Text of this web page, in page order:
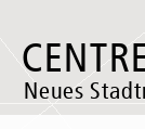
Neues